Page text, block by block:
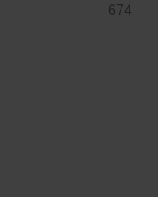
674